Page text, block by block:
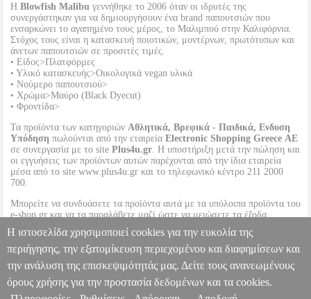
Η Blowfish Malibu γεννήθηκε το 2006 όταν οι ιδρυτές της
συνεργάστηκαν για να δημιουργήσουν ένα brand παπουτσιών που
ενσαρκώνει το αγαπημένο τους μέρος, το Μαλιμπού στην Καλιφόρνια.
Στόχος τους είναι η κατασκευή ποιοτικών, μοντέρνων, πρωτότυπων και
άνετων παπουτσιών σε προσιτές τιμές.
• Είδος>Πλατφόρμες
• Υλικό κατασκευής>Οικολογικά vegan υλικά
• Νούμερο παπουτσιού>
• Χρώμα>Μαύρο (Black Dyecut)
• Φροντίδα>
Τα προϊόντα των κατηγοριών Αθλητικά, Βρεφικά - Παιδικά, Ενδυση
Υπόδηση πωλούνται από την εταιρεία Electronic Shopping Greece ΑΕ
σε συνεργασία με το site Plus4u.gr. Η υποστήριξη μετά την πώληση και
οι εγγυήσεις των προϊόντων αυτών παρέχονται από την ίδια εταιρεία
μέσα από το site www.plus4u.gr και το τηλεφωνικό κέντρο 211 2000
700.
Μπορείτε να συνδυάσετε τα προϊόντα αυτά με τα υπόλοιπα προϊόντα του
e-shop.gr και να τα παραλάβετε μαζί ώστε να μειώσετε τα έξοδα
αποστολής. Μπορείτε επίσης να παραλάβετε από οποιοδήποτε eshop
point με μηδενικά έξοδα αποστολής ανεξαρτήτως ύψους παραγγελίας!
ΠΛΑΤΦΟΡΜΑ BLOWFISH MALIBU PIPER VEGAN BF9381
ΜΑΥΡΟ PL3.122044982 PL3.122044982 BLOWFISH MALIBU
BLOWFISH MALIBU
ΓΥΝΑΙΚΑ-ΠΕΔΙΛΑ Κατηγορία:
Η ιστοσελίδα χρησιμοποιεί cookies για την ευκολία της
περιήγησης, την εξατομίκευση περιεχομένου και διαφημίσεων και
την ανάλυση της επισκεψιμότητάς μας. Δείτε τους ανανεωμένους
όρους χρήσης για την προστασία δεδομένων και τα cookies.